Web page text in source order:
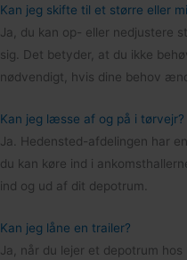
Kan jeg skifte til et større eller
Ja, du kan op- eller nedjustere
sig. Det betyder, at du ikke
nødvendigt, hvis dine behov
Kan jeg læsse af og på i tørvejr?
Ja. Hedensted-afdelingen har
du kan køre ind i
ind og ud af dit depotrum.
Kan jeg låne en trailer?
Ja, når du lejer et depotrum